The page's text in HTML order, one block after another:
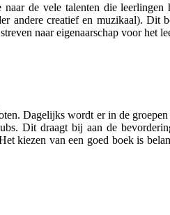
de vele talenten die
andere creatief en muzikaal). Dit
naar eigenaarschap voor het
Dagelijks wordt er in de
Dit draagt bij aan de
kiezen van een goed boek is